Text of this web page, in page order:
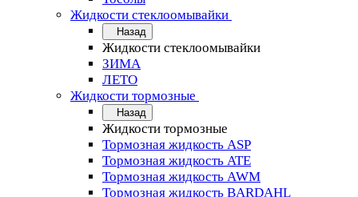
Жидкости стеклоомывайки
Назад
Жидкости стеклоомывайки
ЗИМА
ЛЕТО
Жидкости тормозные
Назад
Жидкости тормозные
Тормозная жидкость ASP
Тормозная жидкость ATE
Тормозная жидкость AWM
Тормозная жидкость BARDAHL